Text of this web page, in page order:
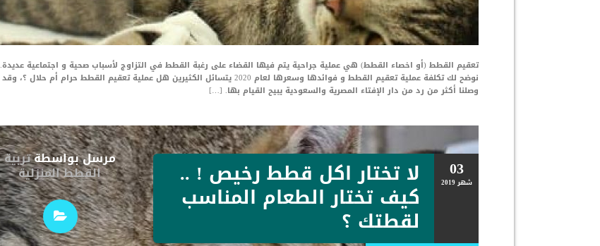
تعقيم القطط (أو اخصاء القطط) هي عملية جراحية يتم فيها القضاء على رغبة القطط في التزاوج لأسباب صحية و اجتماعية عديدة.
نوضح لك تكلفة عملية تعقيم القطط و فوائدها وسعرها لعام 2020 يتسائل الكثيرين هل عملية تعقيم القطط حرام أم حلال ؟، وقد
وصلنا أكثر من رد من دار الإفتاء المصرية والسعودية يبيح القيام بها. […]
03
شهر2019 لا تختار اكل قطط رخيص ! ..
كيف تختار الطعام المناسب
لقطتك ؟
مرسل بواسطةتربية
القطط المنزلية